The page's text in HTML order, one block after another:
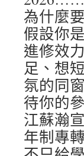
為什麼
假設你
進修效
足、想
氛的同
待你的
江蘇瀚
年制專